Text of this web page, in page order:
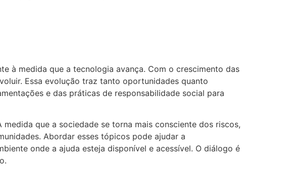
à medida que a tecnologia avança. Com o crescimento das
Essa evolução traz tanto oportunidades quanto
e das práticas de responsabilidade social para
que a sociedade se torna mais consciente dos riscos,
Abordar esses tópicos pode ajudar a
onde a ajuda esteja disponível e acessível. O diálogo é